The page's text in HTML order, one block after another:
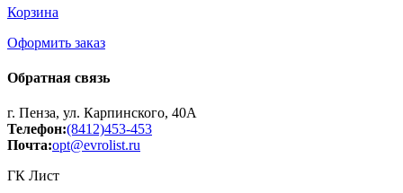
Корзина
Оформить заказ
Обратная связь
г. Пенза, ул. Карпинского, 40А
Телефон:(8412)453-453
Почта:opt@evrolist.ru
ГК Лист